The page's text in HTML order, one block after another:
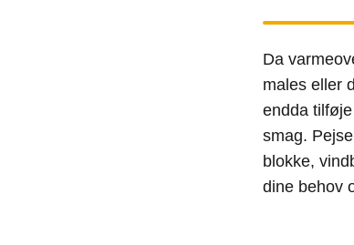
Da
males eller
endda
smag.
blokke,
dine behov